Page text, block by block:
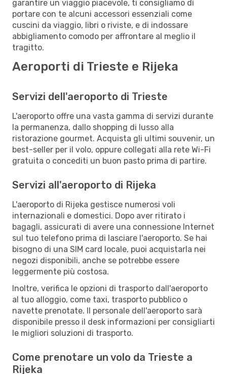
garantire un viaggio piacevole, ti consigliamo di
portare con te alcuni accessori essenziali come
cuscini da viaggio, libri o riviste, e di indossare
abbigliamento comodo per affrontare al meglio il
tragitto.
Aeroporti di Trieste e Rijeka
Servizi dell'aeroporto di Trieste
L'aeroporto offre una vasta gamma di servizi durante
la permanenza, dallo shopping di lusso alla
ristorazione gourmet. Acquista gli ultimi souvenir, un
best-seller per il volo, oppure collegati alla rete Wi-Fi
gratuita o concediti un buon pasto prima di partire.
Servizi all'aeroporto di Rijeka
L'aeroporto di Rijeka gestisce numerosi voli
internazionali e domestici. Dopo aver ritirato i
bagagli, assicurati di avere una connessione Internet
sul tuo telefono prima di lasciare l'aeroporto. Se hai
bisogno di una SIM card locale, puoi acquistarla nei
negozi disponibili, anche se potrebbe essere
leggermente più costosa.
Inoltre, verifica le opzioni di trasporto dall'aeroporto
al tuo alloggio, come taxi, trasporto pubblico o
navette prenotate. Il personale dell'aeroporto sarà
disponibile presso il desk informazioni per consigliarti
le migliori soluzioni di trasporto.
Come prenotare un volo da Trieste a
Rijeka